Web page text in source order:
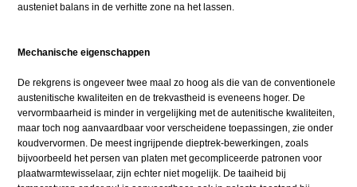
austeniet balans in de verhitte zone na het lassen.
Mechanische eigenschappen
De rekgrens is ongeveer twee maal zo hoog als die van de conventionele
austenitische kwaliteiten en de trekvastheid is eveneens hoger. De
vervormbaarheid is minder in vergelijking met de autenitische kwaliteiten,
maar toch nog aanvaardbaar voor verscheidene toepassingen, zie onder
koudvervormen. De meest ingrijpende dieptrek-bewerkingen, zoals
bijvoorbeeld het persen van platen met gecompliceerde patronen voor
plaatwarmtewisselaar, zijn echter niet mogelijk. De taaiheid bij